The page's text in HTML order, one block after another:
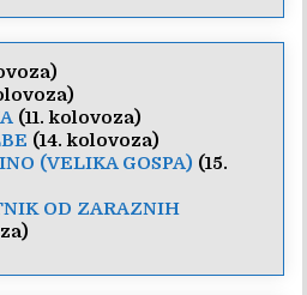
(11. kolovoza)
(14. kolovoza)
(VELIKA GOSPA) (15.
OD ZARAZNIH